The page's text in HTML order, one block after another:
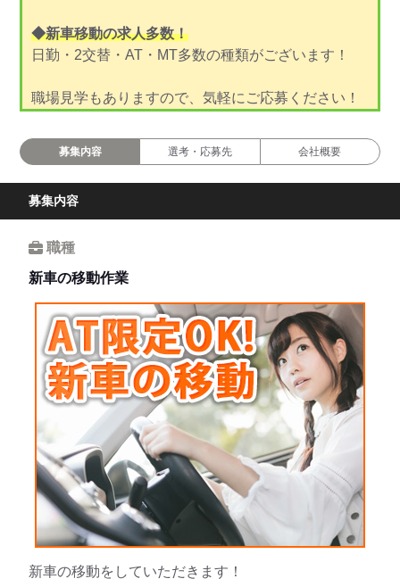
◆新車移動の求人多数！
日勤・2交替・AT・MT多数の種類がございます！
職場見学もありますので、気軽にご応募ください！
募集内容 選考・応募先 会社概要
募集内容
職種
新車の移動作業
新車の移動をしていただきます！